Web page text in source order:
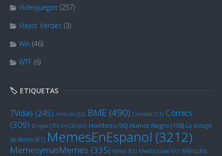
Videojuegos (257)
Viejos Verdes (3)
Win (46)
WTF (6)
🏷️ ETIQUETAS
7Vidas (245) Artículo (62) BME (490) Comida (73) Cómics
(309) Drojas (70) FALSO (63) Hombres(90) Humor Negro (108) La vintage
de Bonox(81) MemesEnEspanol (3212)
MemesymasMemes (335) Metal (63) MiedOctubre (60) Miérculos